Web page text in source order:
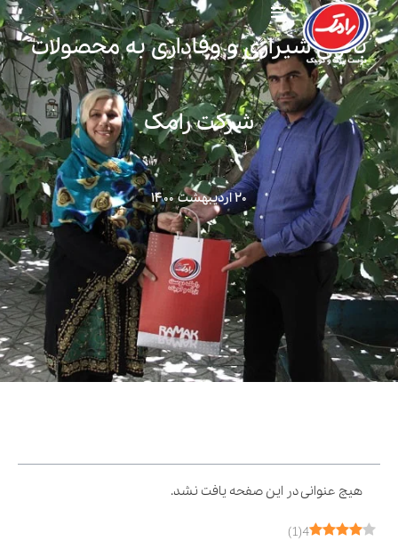
بانوی شیرازی و وفاداری به محصولات
شرکت رامک
۲۰ اردیبهشت ۱۴۰۰
هیچ عنوانی در این صفحه یافت نشد.
4
(
1
)